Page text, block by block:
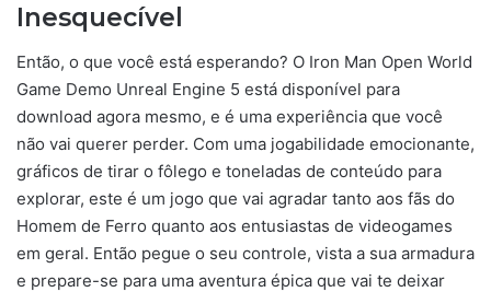
Inesquecível
Então, o que você está esperando? O Iron Man Open World
Game Demo Unreal Engine 5 está disponível para
download agora mesmo, e é uma experiência que você
não vai querer perder. Com uma jogabilidade emocionante,
gráficos de tirar o fôlego e toneladas de conteúdo para
explorar, este é um jogo que vai agradar tanto aos fãs do
Homem de Ferro quanto aos entusiastas de videogames
em geral. Então pegue o seu controle, vista a sua armadura
e prepare-se para uma aventura épica que vai te deixar